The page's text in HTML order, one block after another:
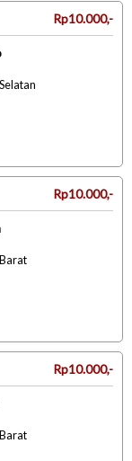
Rp10.000,-
Rp10.000,-
Rp10.000,-